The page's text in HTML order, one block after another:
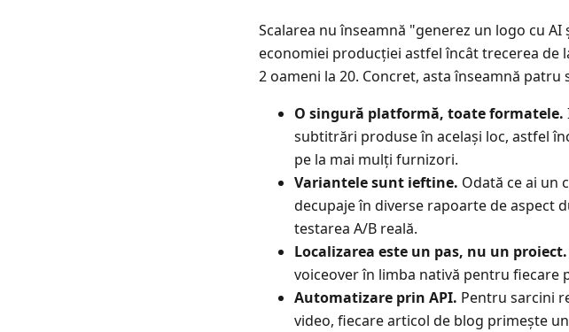
Scalarea nu înseamnă "generez un logo cu
economiei producției astfel încât trecerea de
2 oameni la 20. Concret, asta înseamnă patru
O singură platformă, toate formatele.
subtitrări produse în același loc, astfel
pe la mai mulți furnizori.
Variantele sunt ieftine. Odată ce ai un
decupaje în diverse rapoarte de aspect
testarea A/B reală.
Localizarea este un pas, nu un proiect.
voiceover în limba nativă pentru fiecare
Automatizare prin API. Pentru sarcini
video, fiecare articol de blog primește